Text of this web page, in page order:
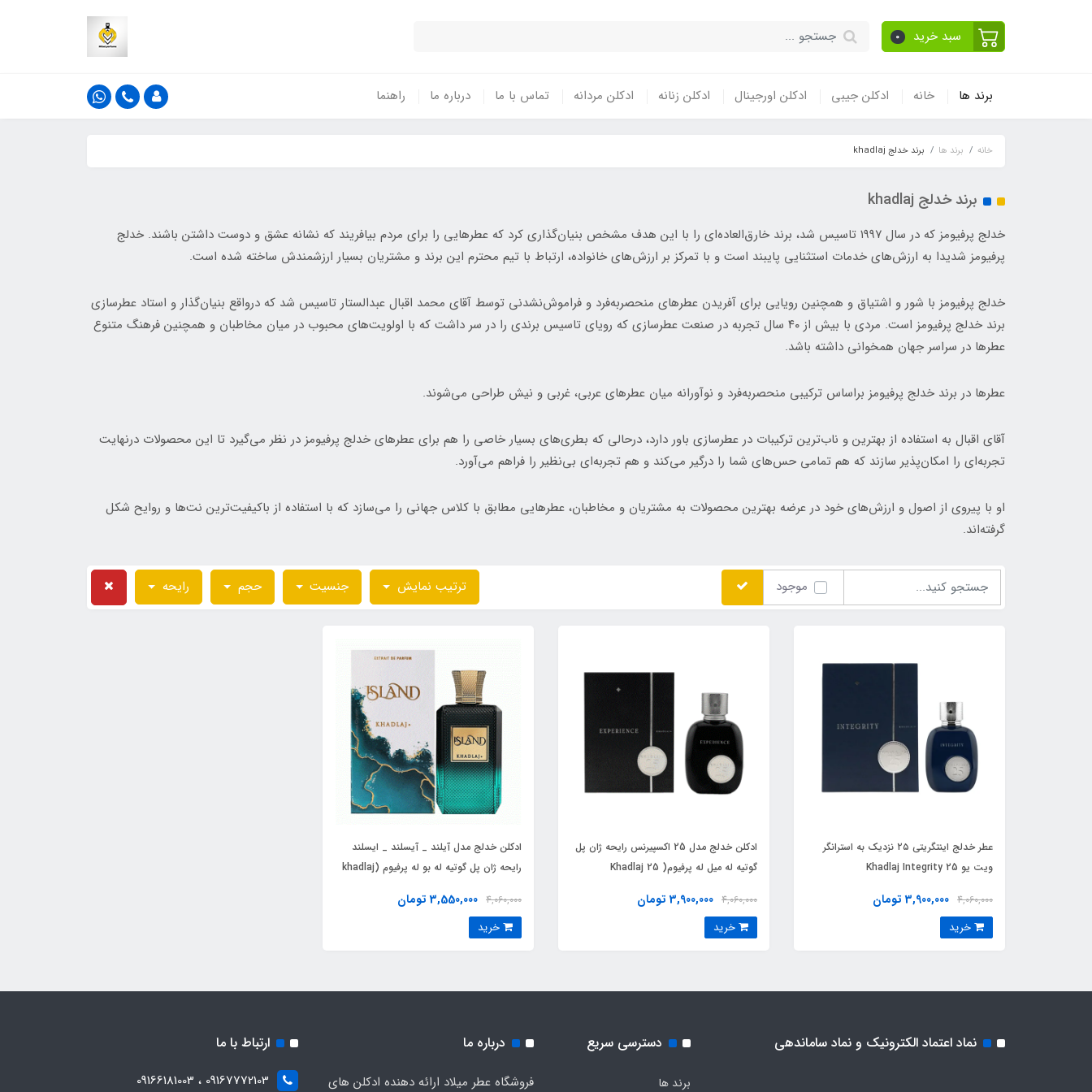
سبد خرید 0
برند ها خانه ادکلن جیبی ادکلن اورجینال ادکلن زنانه ادکلن مردانه تماس با ما درباره ما راهنما
خانه برند ها برند خدلج khadlaj
برند خدلج khadlaj
خدلج پرفیومز که در سال ۱۹۹۷ تاسیس شد، برند خارق‌العاده‌ای را با این هدف مشخص بنیان‌گذاری کرد که عطرهایی را برای مردم بیافریند که نشانه عشق و دوست داشتن باشند. خدلج
پرفیومز شدیدا به ارزش‌های خدمات استثنایی پایبند است و با تمرکز بر ارزش‌های خانواده، ارتباط با تیم محترم این برند و مشتریان بسیار ارزشمندش ساخته شده است.
خدلج پرفیومز با شور و اشتیاق و همچنین رویایی برای آفریدن عطرهای منحصربه‌فرد و فراموش‌نشدنی توسط آقای محمد اقبال عبدالستار تاسیس شد که درواقع بنیان‌گذار و استاد عطرسازی
برند خدلج پرفیومز است. مردی با بیش از ۴۰ سال تجربه در صنعت عطرسازی که رویای تاسیس برندی را در سر داشت که با اولویت‌های محبوب در میان مخاطبان و همچنین فرهنگ متنوع
عطرها در سراسر جهان همخوانی داشته باشد.
عطرها در برند خدلج پرفیومز براساس ترکیبی منحصربه‌فرد و نوآورانه میان عطرهای عربی، غربی و نیش طراحی می‌شوند.
آقای اقبال به استفاده از بهترین و ناب‌ترین ترکیبات در عطرسازی باور دارد، درحالی که بطری‌های بسیار خاصی را هم برای عطرهای خدلج پرفیومز در نظر می‌گیرد تا این محصولات درنهایت
تجربه‌ای را امکان‌پذیر سازند که هم تمامی حس‌های شما را درگیر می‌کند و هم تجربه‌ای بی‌نظیر را فراهم می‌آورد.
او با پیروی از اصول و ارزش‌های خود در عرضه بهترین محصولات به مشتریان و مخاطبان، عطرهایی مطابق با کلاس جهانی را می‌سازد که با استفاده از باکیفیت‌ترین نت‌ها و روایح شکل
گرفته‌اند.
موجود ترتیب نمایش جنسیت حجم رایحه
عطر خدلج اینتگریتی ۲۵ نزدیک به استرانگر
ویت یو Khadlaj Integrity 25
4,060,000 3,900,000 تومان
ادکلن خدلج مدل 25 اکسپیرنس رایحه ژان پل
گوتیه له میل له پرفیوم( Khadlaj 25
Le Parfum
4,060,000 3,900,000 تومان
ادکلن خدلج مدل آیلند _ آیسلند _ ایسلند
رایحه ژان پل گوتیه له بو له پرفیوم (khadlaj
4,060,000 3,550,000 تومان
نماد اعتماد الکترونیک و نماد ساماندهی دسترسی سریع
برند ها
درباره ما
فروشگاه عطر میلاد ارائه دهنده ادکلن های
ارتباط با ما
09167772103 ، 09166181003